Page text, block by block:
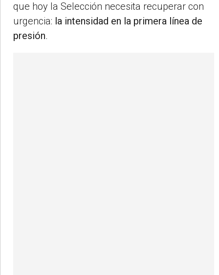
que hoy la Selección necesita recuperar con
urgencia: la intensidad en la primera línea de
presión.